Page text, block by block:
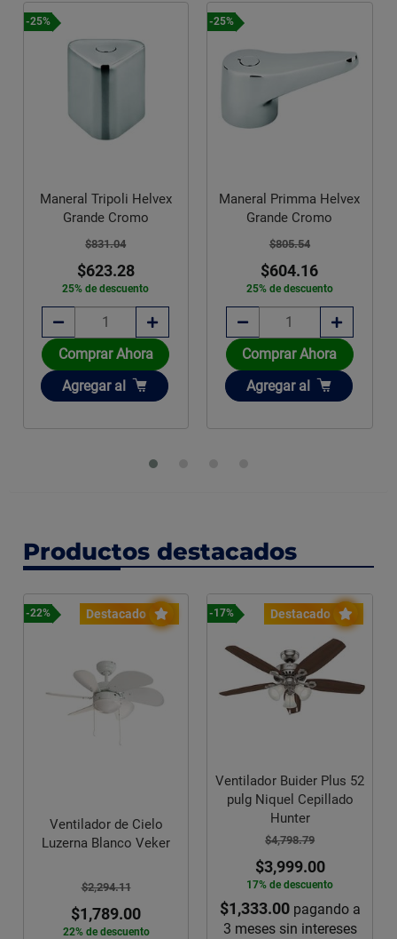
-25%
Maneral Tripoli Helvex
Grande Cromo
$831.04
$623.28
25% de descuento
Comprar Ahora
Añadir
Agregar al
-25%
Maneral Primma Helvex
Grande Cromo
$805.54
$604.16
25% de descuento
Comprar Ahora
Añadir
Agregar al
Productos destacados
Destacado
-22%
Ventilador de Cielo
Luzerna Blanco Veker
$2,294.11
$1,789.00
22% de descuento
Destacado
-17%
Ventilador Buider Plus 52
pulg Niquel Cepillado
Hunter
$4,798.79
$3,999.00
17% de descuento
$1,333.00pagando a
3 meses sin intereses